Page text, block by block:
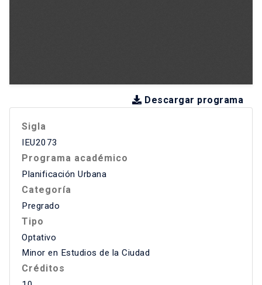
Descargar programa
Sigla
IEU2073
Programa académico
Planificación Urbana
Categoría
Pregrado
Tipo
Optativo
Minor en Estudios de la Ciudad
Créditos